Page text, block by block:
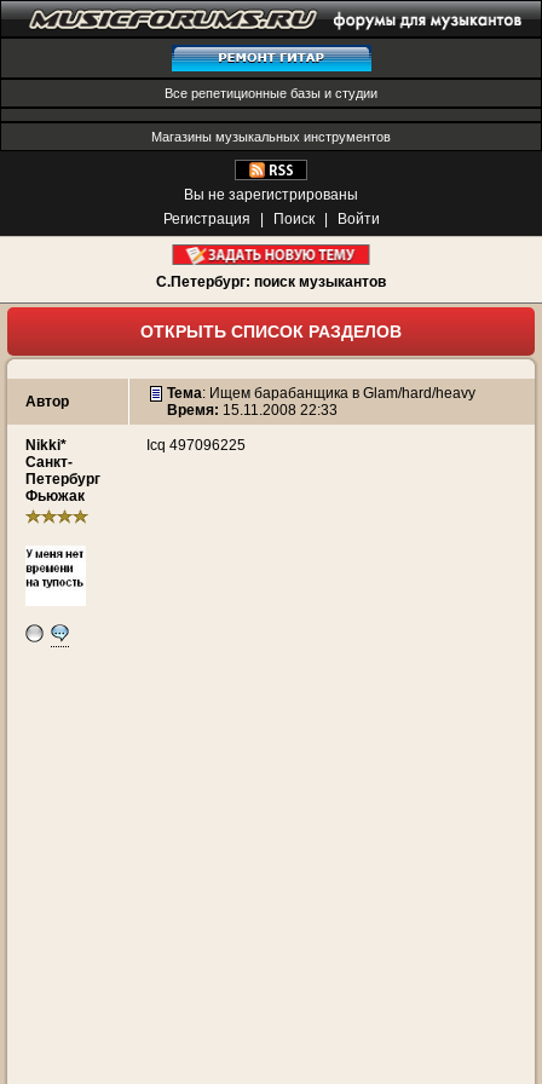
Все репетиционные базы и студии
Магазины музыкальных инструментов
Вы не зарегистрированы
Регистрация
Поиск Войти
С.Петербург: поиск музыкантов
ОТКРЫТЬ СПИСОК РАЗДЕЛОВ
Автор Тема: Ищем барабанщика в Glam/hard/heavy
Время: 15.11.2008 22:33
Nikki*
Санкт-
Петербург
Фьюжак
Icq 497096225